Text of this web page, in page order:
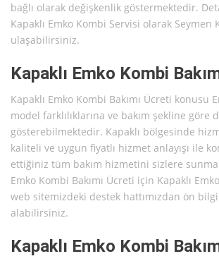
bağlı olarak değişkenlik göstermektedir.
Kapaklı Emko Kombi Servisi olarak Seymen
ulaşabilirsiniz.
Kapaklı Emko Kombi
Kapaklı Emko Kombi Bakımı Ücreti konusu
model farklılıklarına ve bakım şekline göre
gösterebilmektedir. Kapaklı bölgesinde
kaliteli ve uygun fiyatlı hizmet anlayışı ile
ettiğiniz tüm bakım hizmetini sizlere
Emko Kombi Bakımı Ücreti için Kapaklı
web sitemizdeki destek hattımızdan ön
alabilirsiniz.
Kapaklı Emko Kombi